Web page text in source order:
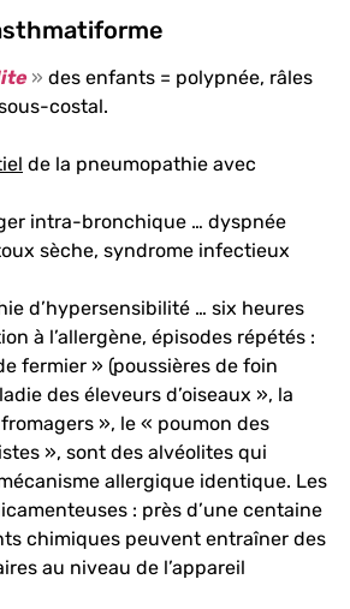
» des enfants = polypnée, râles
costal.
de la pneumopathie avec
intra-bronchique … dyspnée
sèche, syndrome infectieux
d’hypersensibilité … six heures
à l’allergène, épisodes répétés :
fermier » (poussières de foin
des éleveurs d’oiseaux », la
», le « poumon des
», sont des alvéolites qui
allergique identique. Les
: près d’une centaine
chimiques peuvent entraîner des
au niveau de l’appareil